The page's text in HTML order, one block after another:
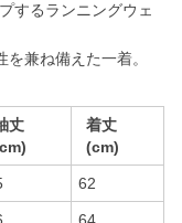
するランニングウェ
兼ね備えた一着。
丈
着丈
(cm)
62